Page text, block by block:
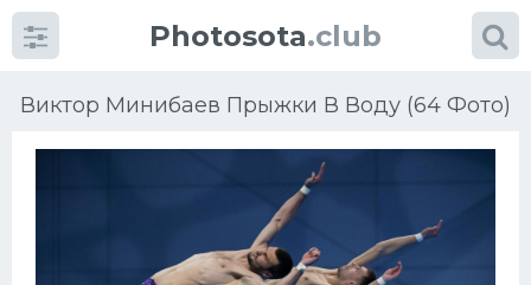
Photosota.club
Виктор Минибаев Прыжки В Воду (64 Фото)